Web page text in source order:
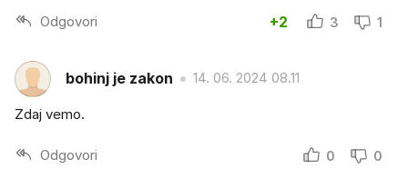
Odgovori +2 3 1
bohinj je zakon 14. 06. 2024 08.11
Zdaj vemo.
Odgovori 0 0